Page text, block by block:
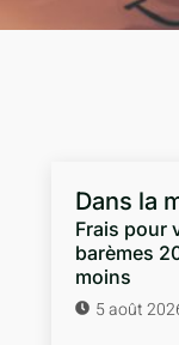
Dans la
Frais pour
barèmes
moins
5 août